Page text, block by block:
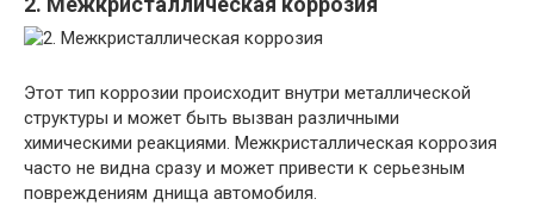
Этот тип коррозии происходит внутри металлической
структуры и может быть вызван различными
химическими реакциями. Межкристаллическая коррозия
часто не видна сразу и может привести к серьезным
повреждениям днища автомобиля.